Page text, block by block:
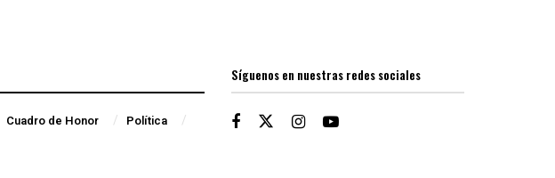
Cuadro de Honor
Política
Síguenos en nuestras redes sociales